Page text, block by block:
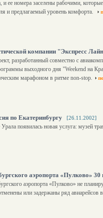
и ее номера заселены рабочими,
и предлагаемый уровень комфорта.
компании "Экспресс
разработанный совместно с
выходного дня "Weekend на
марафоном в ритме non-stop.
по Екатеринбургу [26.11.2002]
появилась новая услуга: музей
аэропорта «Пулково»
аэропорта «Пулково» не
или задержаны ряд авиарейсов